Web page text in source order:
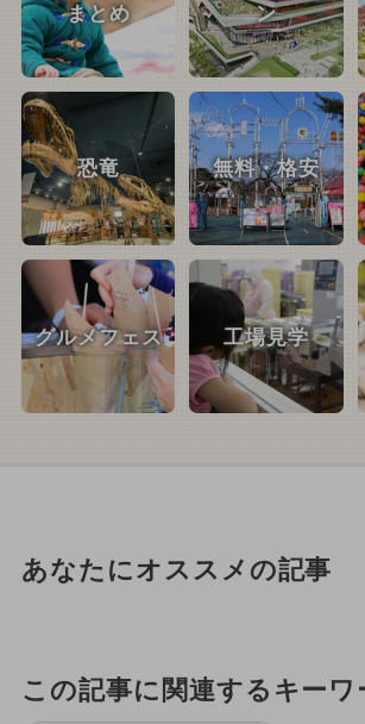
まとめ
ン
恐竜 無料・格安
グルメフェス 工場見学
あなたにオススメの記事
この記事に関連するキーワ